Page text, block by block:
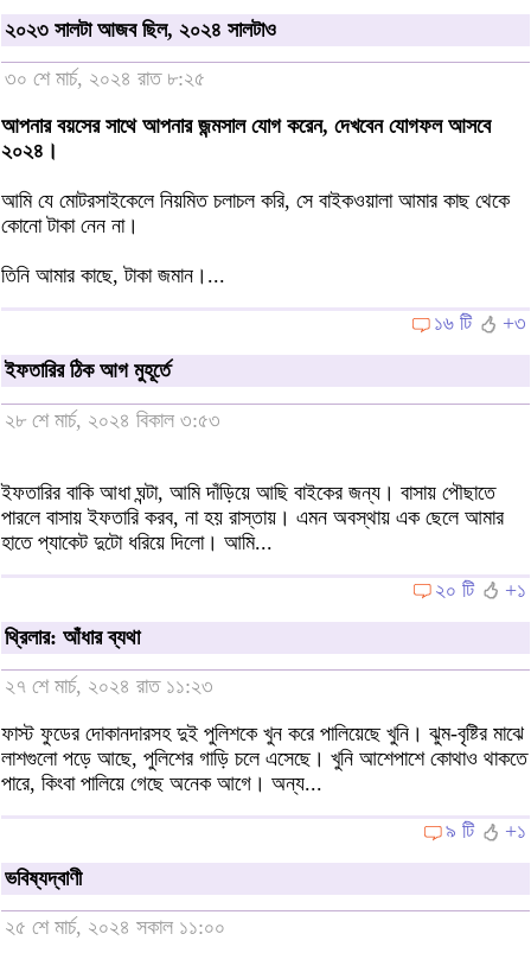
২০২৩ সালটা আজব ছিল, ২০২৪ সালটাও
৩০ শে মার্চ, ২০২৪ রাত ৮:২৫
আপনার বয়সের সাথে আপনার জন্মসাল যোগ করেন, দেখবেন যোগফল আসবে
২০২৪।
আমি যে মোটরসাইকেলে নিয়মিত চলাচল করি, সে বাইকওয়ালা আমার কাছ থেকে
কোনো টাকা নেন না।
তিনি আমার কাছে, টাকা জমান।...
১৬ টি
+৩
ইফতারির ঠিক আগ মুহূর্তে
২৮ শে মার্চ, ২০২৪ বিকাল ৩:৫৩
ইফতারির বাকি আধা ঘন্টা, আমি দাঁড়িয়ে আছি বাইকের জন্য। বাসায় পৌছাতে
পারলে বাসায় ইফতারি করব, না হয় রাস্তায়। এমন অবস্থায় এক ছেলে আমার
হাতে প্যাকেট দুটো ধরিয়ে দিলো। আমি...
২০ টি
+১
থ্রিলার: আঁধার ব্যথা
২৭ শে মার্চ, ২০২৪ রাত ১১:২৩
ফাস্ট ফুডের দোকানদারসহ দুই পুলিশকে খুন করে পালিয়েছে খুনি। ঝুম-বৃষ্টির মাঝে
লাশগুলো পড়ে আছে, পুলিশের গাড়ি চলে এসেছে। খুনি আশেপাশে কোথাও থাকতে
পারে, কিংবা পালিয়ে গেছে অনেক আগে। অন্য...
৯ টি
+১
ভবিষ্যদ্‌বাণী
২৫ শে মার্চ, ২০২৪ সকাল ১১:০০